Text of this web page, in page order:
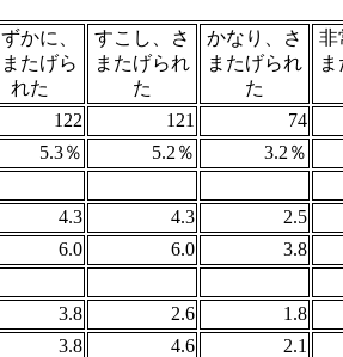
かに、
たげら
れた
すこし、さ
またげられ
た
かなり、さ
またげられ
た
非
122 121 74
5.3％ 5.2％ 3.2％
4.3 4.3 2.5
6.0 6.0 3.8
3.8 2.6 1.8
3.8 4.6 2.1